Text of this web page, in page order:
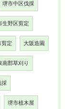
堺市中区伐採
生野区剪定
剪定 大阪造園
南郡草刈り
採
堺市植木屋